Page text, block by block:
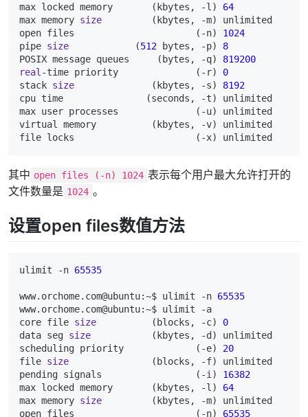
max locked memory       (kbytes, -l) 64
max memory size
         (kbytes, -m) unlimited
open files                      (-n) 1024
pipe size
            (
512 bytes, -p) 8
POSIX message queues     (bytes, -q) 819200
real -time priority              (-r) 0
stack size
              (kbytes, -s)
8192
cpu time               (seconds, -t) unlimited
max user processes              (-u) unlimited
virtual memory          (kbytes, -v) unlimited
其中 open files (-n) 1024 表示每个用户最大允许打开的
文件数量是 1024 。
设置open files数值方法
ulimit -n 65535
www. orchome. com@ubuntu:~$ ulimit -n 65535
www. orchome. com@ubuntu:~$ ulimit -a
core file size
          (blocks, -c)
0
data seg size
           (kbytes, -d) unlimited
scheduling priority             (-e) 20
file size
               (blocks, -f) unlimited
pending signals                 (-i ) 16382
max locked memory       (kbytes, -l) 64
max memory size
         (kbytes, -m) unlimited
open files                      (-n) 65535